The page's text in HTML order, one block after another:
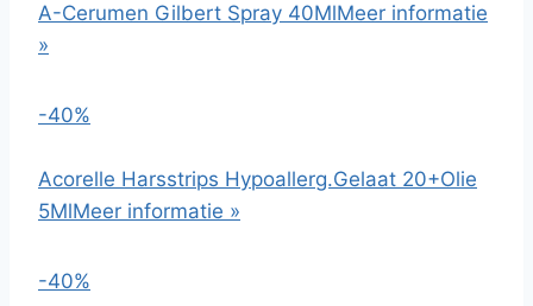
A-Cerumen Gilbert Spray 40MlMeer informatie
»
-40%
Acorelle Harsstrips Hypoallerg.Gelaat 20+Olie
5MlMeer informatie »
-40%